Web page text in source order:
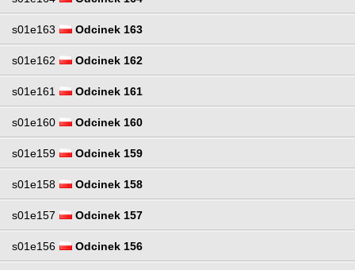
s01e163 Odcinek 163
s01e162 Odcinek 162
s01e161 Odcinek 161
s01e160 Odcinek 160
s01e159 Odcinek 159
s01e158 Odcinek 158
s01e157 Odcinek 157
s01e156 Odcinek 156